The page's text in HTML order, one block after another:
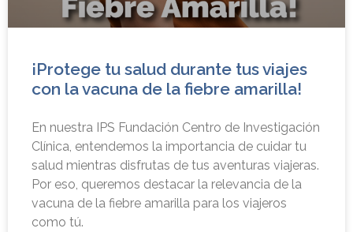
¡Protege tu salud durante tus viajes
con la vacuna de la fiebre amarilla!
En nuestra IPS Fundación Centro de Investigación
Clínica, entendemos la importancia de cuidar tu
salud mientras disfrutas de tus aventuras viajeras.
Por eso, queremos destacar la relevancia de la
vacuna de la fiebre amarilla para los viajeros
como tú.